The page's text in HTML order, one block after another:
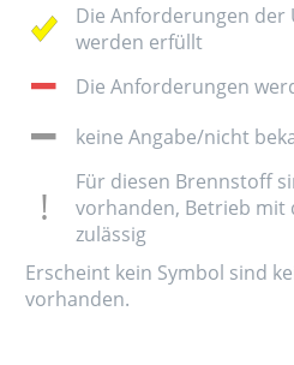
Die Anforderungen der
werden erfüllt
Die Anforderungen
keine Angabe/nicht
Für diesen Brennstoff
vorhanden, Betrieb
zulässig
Erscheint kein Symbol sind
vorhanden.